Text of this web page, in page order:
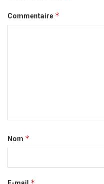
Commentaire *
Nom *